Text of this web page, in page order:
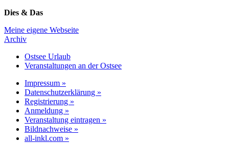
Dies & Das
Meine eigene Webseite
Archiv
Ostsee Urlaub
Veranstaltungen an der Ostsee
Impressum »
Datenschutzerklärung »
Registrierung »
Anmeldung »
Veranstaltung eintragen »
Bildnachweise »
all-inkl.com »